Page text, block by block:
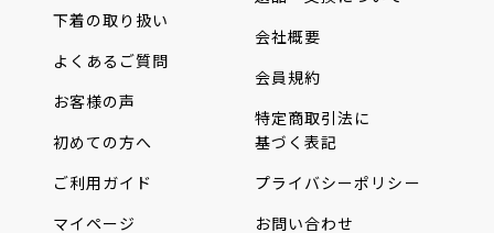
下着の取り扱い
よくあるご質問
お客様の声
初めての方へ
ご利用ガイド
マイページ
会社概要
会員規約
特定商取引法に
基づく表記
プライバシーポリシー
お問い合わせ